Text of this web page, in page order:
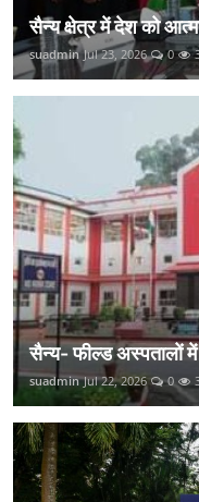
सैन्य क्षेत्र में देश को
suadmin Jul 23, 2026 0
सैन्य- फील्ड अस्पतालों
suadmin Jul 22, 2026 0